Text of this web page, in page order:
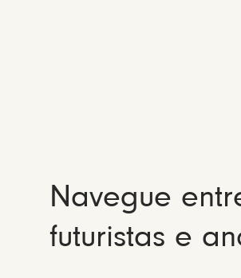
Navegue
futuristas e